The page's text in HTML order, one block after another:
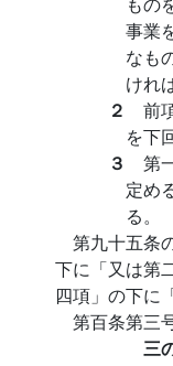
事業
なも
けれ
２ 前
を下
３ 第
定め
る。
第九十五条
下に「又は第
四項」の下に
第百条第三
三